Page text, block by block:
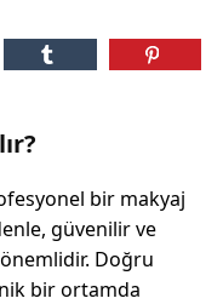
bir makyaj
güvenilir ve
Doğru
bir ortamda